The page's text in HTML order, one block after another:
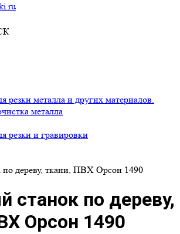
резки металла и других материалов.
металла
резки и гравировки
по дереву, ткани, ПВХ Орсон 1490
станок по дереву,
Орсон 1490